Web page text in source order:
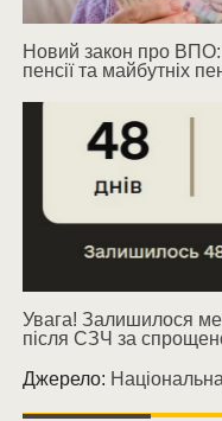
Новий закон про ВПО:
пенсії та майбутніх
Увага! Залишилося
після СЗЧ за
Джерело: